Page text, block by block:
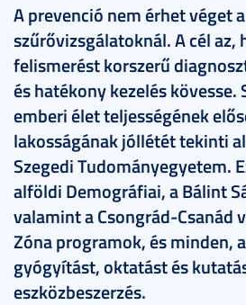
A prevenció nem érhet véget a
szűrővizsgálatoknál. A cél az,
felismerést korszerű
és hatékony kezelés kövesse.
emberi élet teljességének
lakosságának jóllétét tekinti
Szegedi Tudományegyetem.
alföldi Demográfiai, a Bálint
valamint a Csongrád-Csanád
Zóna programok, és minden,
gyógyítást, oktatást és
eszközbeszerzés.